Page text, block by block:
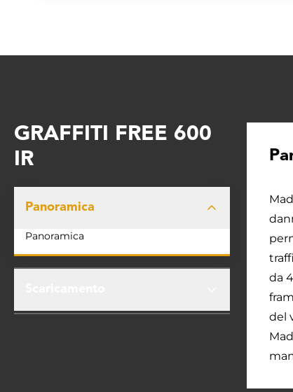
GRAFFITI FREE 600
IR
Panoramica
Panoramica
da
del